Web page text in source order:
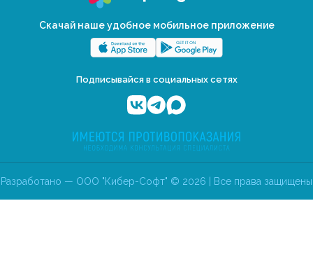
Скачай наше удобное мобильное приложение
Подписывайся в социальных сетях
Разработано — ООО "Кибер-Софт" © 2026 | Все права защищены